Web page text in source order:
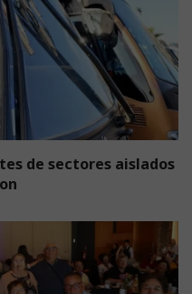
de sectores aislados